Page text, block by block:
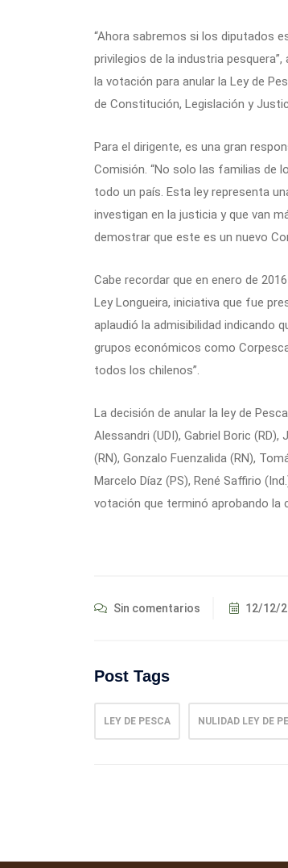
“Ahora sabremos si los diputados
privilegios de la industria
la votación para anular la Ley de
de Constitución, Legislación y
Para el dirigente, es una gran
Comisión. “No solo las familias de
todo un país. Esta ley representa
investigan en la justicia y que van
demostrar que este es un nuevo
Cabe recordar que en enero de
Ley Longueira, iniciativa que fue
aplaudió la admisibilidad indicando
grupos económicos como
todos los chilenos”.
La decisión de anular la ley de
Alessandri (UDI), Gabriel Boric
(RN), Gonzalo Fuenzalida (RN),
Marcelo Díaz (PS), René Saffirio
votación que terminó aprobando la
Sin comentarios 12/12/
Post Tags
LEY DE PESCA NULIDAD LEY DE